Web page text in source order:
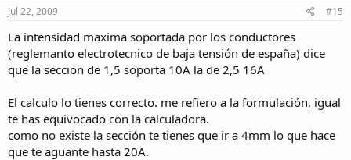
Jul 22, 2009 #15
La intensidad maxima soportada por los conductores
(reglemanto electrotecnico de baja tensión de españa) dice
que la seccion de 1,5 soporta 10A la de 2,5 16A
El calculo lo tienes correcto. me refiero a la formulación, igual
te has equivocado con la calculadora.
como no existe la sección te tienes que ir a 4mm lo que hace
que te aguante hasta 20A.